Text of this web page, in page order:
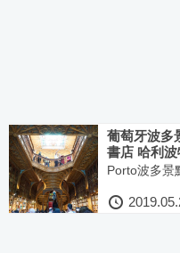
葡萄牙波多
書店 哈利
Porto波多景